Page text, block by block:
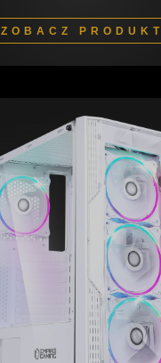
ZOBACZ PRODUKT